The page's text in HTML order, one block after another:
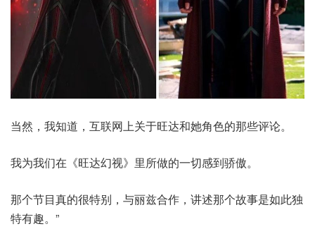
当然，我知道，互联网上关于旺达和她角色的那些评论。
我为我们在《旺达幻视》里所做的一切感到骄傲。
那个节目真的很特别，与丽兹合作，讲述那个故事是如此独
特有趣。”